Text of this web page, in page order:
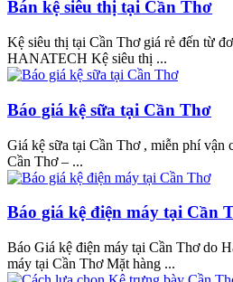
Bán kệ siêu thị tại Cần Thơ
Kệ siêu thị tại Cần Thơ giá rẻ đến từ
HANATECH Kệ siêu thị ...
Báo giá kệ sữa tại Cần Thơ
Giá kệ sữa tại Cần Thơ , miễn phí vận
Cần Thơ – ...
Báo giá kệ điện máy tại Cần
Báo Giá kệ điện máy tại Cần Thơ do
máy tại Cần Thơ Mặt hàng ...